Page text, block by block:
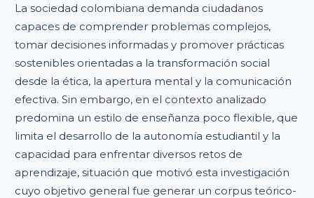
La sociedad colombiana demanda ciudadanos
capaces de comprender problemas complejos,
tomar decisiones informadas y promover prácticas
sostenibles orientadas a la transformación social
desde la ética, la apertura mental y la comunicación
efectiva. Sin embargo, en el contexto analizado
predomina un estilo de enseñanza poco flexible, que
limita el desarrollo de la autonomía estudiantil y la
capacidad para enfrentar diversos retos de
aprendizaje, situación que motivó esta investigación
cuyo objetivo general fue generar un corpus teórico-